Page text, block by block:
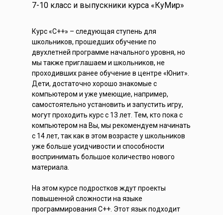
7-10 класс и выпускники курса «КуМир»
Курс «C++» – следующая ступень для
школьников, прошедших обучение по
двухлетней программе начального уровня, но
мы также приглашаем и школьников, не
проходивших ранее обучение в центре «Юнит».
Дети, достаточно хорошо знакомые с
компьютером и уже умеющие, например,
самостоятельно установить и запустить игру,
могут проходить курс с 13 лет. Тем, кто пока с
компьютером на Вы, мы рекомендуем начинать
с 14 лет, так как в этом возрасте у школьников
уже больше усидчивости и способности
воспринимать большое количество нового
материала.
На этом курсе подростков ждут проекты
повышенной сложности на языке
программирования C++. Этот язык подходит